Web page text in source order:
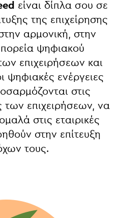
είναι δίπλα σου σε
της επιχείρησης
αρμονική, στην
ψηφιακού
επιχειρήσεων και
ψηφιακές ενέργειες
στις
των επιχειρήσεων, να
στις εταιρικές
στην επίτευξη
τους.